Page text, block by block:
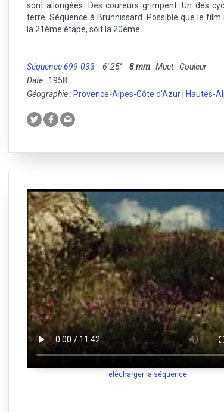
sont allongées. Des coureurs grimpent. Un des
terre. Séquence à Brunnissard. Possible que le
la 21ème étape, soit la 20ème.
Séquence 699-033 6' 25'' 8 mm Muet - Couleur
Date : 1958
Géographie : Provence-Alpes-Côte d'Azur Hautes-
Télécharger la séquence